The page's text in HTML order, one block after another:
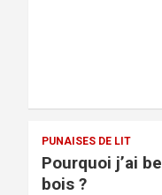
PUNAISES DE LIT
Pourquoi j’ai
bois ?